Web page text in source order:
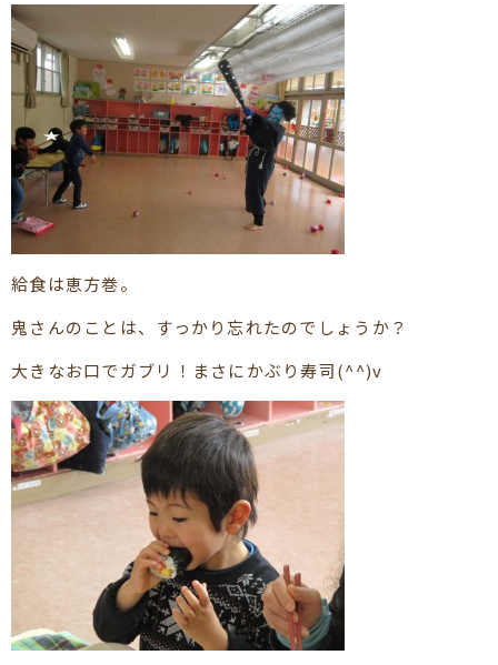
給食は恵方巻。
鬼さんのことは、すっかり忘れたのでしょうか？
大きなお口でガブリ！まさにかぶり寿司(^^)v